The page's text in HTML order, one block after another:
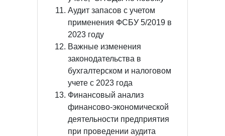
Аудит запасов с учетом
применения ФСБУ 5/2019 в
2023 году
Важные изменения
законодательства в
бухгалтерском и налоговом
учете с 2023 года
Финансовый анализ
финансово-экономической
деятельности предприятия
при проведении аудита